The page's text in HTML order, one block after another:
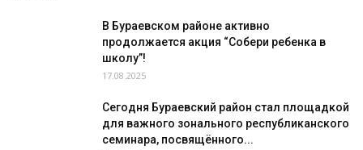
В Бураевском районе активно
продолжается акция “Собери ребенка в
школу”!
17.08.2025
Сегодня Бураевский район стал площадкой
для важного зонального республиканского
семинара, посвящённого...